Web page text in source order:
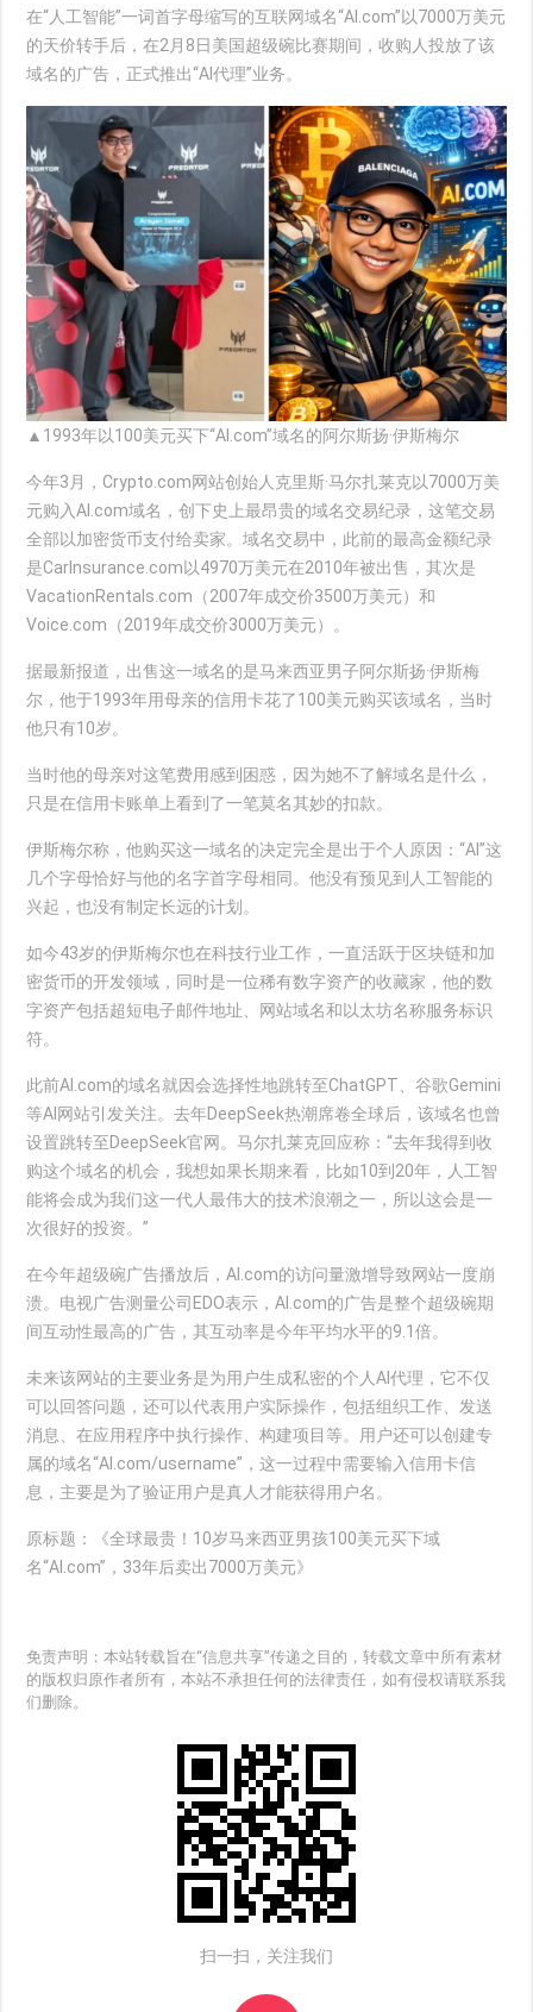
在“人工智能”一词首字母缩写的互联网域名“AI.com”以7000万美元
的天价转手后，在2月8日美国超级碗比赛期间，收购人投放了该
域名的广告，正式推出“AI代理”业务。
▲1993年以100美元买下“AI.com”域名的阿尔斯扬·伊斯梅尔
今年3月，Crypto.com网站创始人克里斯·马尔扎莱克以7000万美
元购入AI.com域名，创下史上最昂贵的域名交易纪录，这笔交易
全部以加密货币支付给卖家。域名交易中，此前的最高金额纪录
是CarInsurance.com以4970万美元在2010年被出售，其次是
VacationRentals.com（2007年成交价3500万美元）和
Voice.com（2019年成交价3000万美元）。
据最新报道，出售这一域名的是马来西亚男子阿尔斯扬·伊斯梅
尔，他于1993年用母亲的信用卡花了100美元购买该域名，当时
他只有10岁。
当时他的母亲对这笔费用感到困惑，因为她不了解域名是什么，
只是在信用卡账单上看到了一笔莫名其妙的扣款。
伊斯梅尔称，他购买这一域名的决定完全是出于个人原因：“AI”这
几个字母恰好与他的名字首字母相同。他没有预见到人工智能的
兴起，也没有制定长远的计划。
如今43岁的伊斯梅尔也在科技行业工作，一直活跃于区块链和加
密货币的开发领域，同时是一位稀有数字资产的收藏家，他的数
字资产包括超短电子邮件地址、网站域名和以太坊名称服务标识
符。
此前AI.com的域名就因会选择性地跳转至ChatGPT、谷歌Gemini
等AI网站引发关注。去年DeepSeek热潮席卷全球后，该域名也曾
设置跳转至DeepSeek官网。马尔扎莱克回应称：“去年我得到收
购这个域名的机会，我想如果长期来看，比如10到20年，人工智
能将会成为我们这一代人最伟大的技术浪潮之一，所以这会是一
次很好的投资。”
在今年超级碗广告播放后，AI.com的访问量激增导致网站一度崩
溃。电视广告测量公司EDO表示，AI.com的广告是整个超级碗期
间互动性最高的广告，其互动率是今年平均水平的9.1倍。
未来该网站的主要业务是为用户生成私密的个人AI代理，它不仅
可以回答问题，还可以代表用户实际操作，包括组织工作、发送
消息、在应用程序中执行操作、构建项目等。用户还可以创建专
属的域名“AI.com/username”，这一过程中需要输入信用卡信
息，主要是为了验证用户是真人才能获得用户名。
原标题：《全球最贵！10岁马来西亚男孩100美元买下域
名“AI.com”，33年后卖出7000万美元》
免责声明：本站转载旨在“信息共享”传递之目的，转载文章中所有素材
的版权归原作者所有，本站不承担任何的法律责任，如有侵权请联系我
们删除。
扫一扫，关注我们